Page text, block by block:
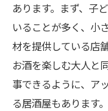
子連れ居酒屋
選択肢
あります。まず、子
いることが多く、小
材を提供している店
お酒を楽しむ大人と
事できるように、ア
る居酒屋もあります